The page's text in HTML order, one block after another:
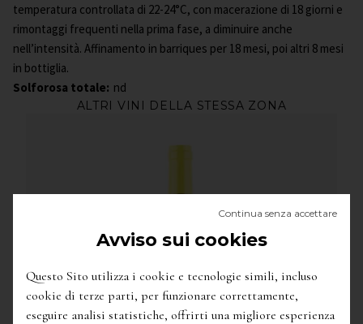
temperatura controllata di 22-24°C, con macerazione di 18 giorni e
rimontaggi frequenti nella prima fase, a diminuire anche
nell’intensità. Affinamento in barriques per 18 mesi, poi altri 8 mesi
in bottiglia.
Solforosa totale: nd
ALTRI VINI DELLA STESSA ZONA
Avviso sui cookies
Continua senza accettare
Questo Sito utilizza i cookie e tecnologie simili, incluso
cookie di terze parti, per funzionare correttamente,
eseguire analisi statistiche, offrirti una migliore esperienza